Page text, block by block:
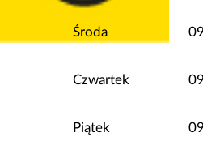
Środa
Czwartek
Piątek